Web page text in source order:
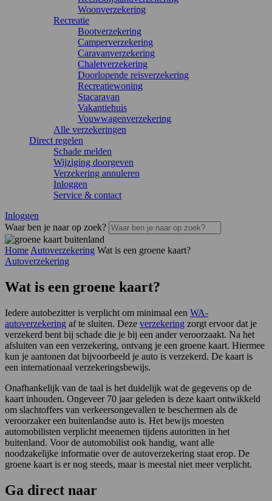
Woonverzekering
Recreatie
Bootverzekering
Camperverzekering
Caravanverzekering
Chaletverzekering
Doorlopende reisverzekering
Recreatiewoning
Stacaravan
Vakantiehuis
Vouwwagenverzekering
Alle verzekeringen
Direct regelen
Schade melden
Wijziging doorgeven
Verzekering annuleren
Inloggen
Service & contact
Inloggen
Waar ben je naar op zoek?
Home Autoverzekering Wat is een groene kaart?
Autoverzekering
Wat is een groene kaart?
Iedere autobezitter is verplicht om minimaal een WA-
autoverzekering af te sluiten. Deze verzekering zorgt ervoor dat je
verzekerd bent bij schade die je bij een ander veroorzaakt. Na het
afsluiten van een verzekering, ontvang je een groene kaart. Hiermee
kun je aantonen dat bijvoorbeeld je auto is verzekerd. De kaart is
een internationaal verzekeringsbewijs.
Onafhankelijk van de taal is het duidelijk wat de gegevens op de
kaart inhouden. Ongeveer 70 jaar geleden is deze kaart ontwikkeld
om slachtoffers van verkeersongevallen te beschermen als de
veroorzaker een buitenlandse auto is. Het bewijs moesten
automobilisten verplicht meenemen tijdens autoritten in het
buitenland. Voor de automobilist ook handig, want alle
noodzakelijke informatie over de autoverzekering staat erop. De
groene kaart is er nog steeds, maar is meestal niet meer verplicht.
Ga direct naar